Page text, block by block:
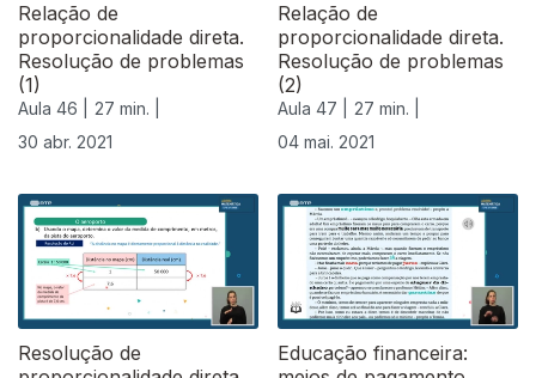
Relação de
proporcionalidade direta.
Resolução de problemas
(1)
Aula 46 |
27 min. |
30 abr. 2021
Relação de
proporcionalidade direta.
Resolução de problemas
(2)
Aula 47 |
27 min. |
04 mai. 2021
Resolução de
Educação financeira: